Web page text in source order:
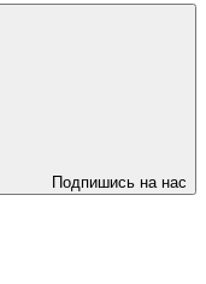
Подпишись на нас